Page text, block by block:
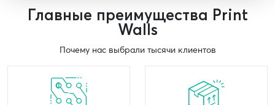
Главные преимущества Print
Walls
Почему нас выбрали тысячи клиентов